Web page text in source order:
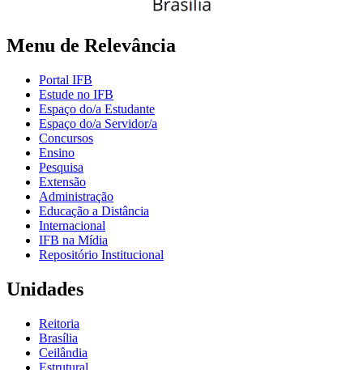
Menu de Relevância
Portal IFB
Estude no IFB
Espaço do/a Estudante
Espaço do/a Servidor/a
Concursos
Ensino
Pesquisa
Extensão
Administração
Educação a Distância
Internacional
IFB na Mídia
Repositório Institucional
Unidades
Reitoria
Brasília
Ceilândia
Estrutural